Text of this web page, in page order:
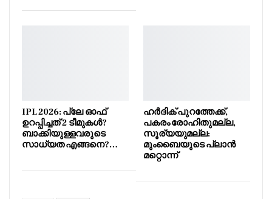
IPL 2026: പ്ലേ ഓഫ്
ഉറപ്പിച്ചത് 2 ടീമുകൾ?
ബാക്കിയുള്ളവരുടെ
സാധ്യത എങ്ങനെ?…
ഹർദിക് പുറത്തേക്ക്,
പകരം രോഹിതുമല്ല,
സൂര്യയുമല്ല:
മുംബൈയുടെ പ്ലാൻ
മറ്റൊന്ന്